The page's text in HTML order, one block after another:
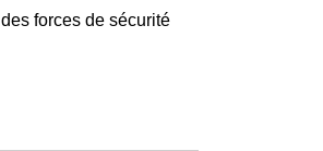
forces de sécurité